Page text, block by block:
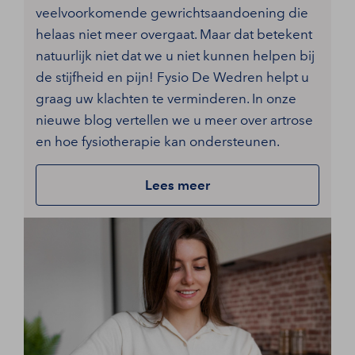
veelvoorkomende gewrichtsaandoening die
helaas niet meer overgaat. Maar dat betekent
natuurlijk niet dat we u niet kunnen helpen bij
de stijfheid en pijn! Fysio De Wedren helpt u
graag uw klachten te verminderen. In onze
nieuwe blog vertellen we u meer over artrose
en hoe fysiotherapie kan ondersteunen.
Lees meer